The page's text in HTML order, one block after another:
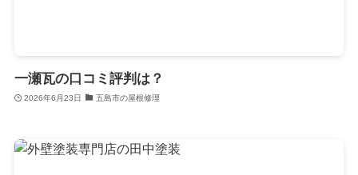
一瀬瓦の口コミ評判は？
2026年6月23日 五島市の屋根修理